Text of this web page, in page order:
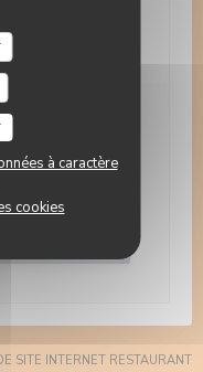
à caractère
cookies
pour recevoir
et des offres
SITE INTERNET RESTAURANT